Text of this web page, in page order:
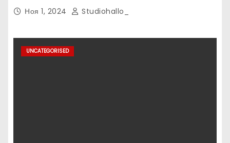
Ноя 1, 2024 Studiohallo_
UNCATEGORISED